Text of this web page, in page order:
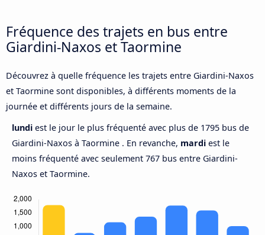
Fréquence des trajets en bus entre
Giardini-Naxos et Taormine
Découvrez à quelle fréquence les trajets entre Giardini-Naxos
et Taormine sont disponibles, à différents moments de la
journée et différents jours de la semaine.
lundi est le jour le plus fréquenté avec plus de 1795 bus de
Giardini-Naxos à Taormine . En revanche, mardi est le
moins fréquenté avec seulement 767 bus entre Giardini-
Naxos et Taormine.